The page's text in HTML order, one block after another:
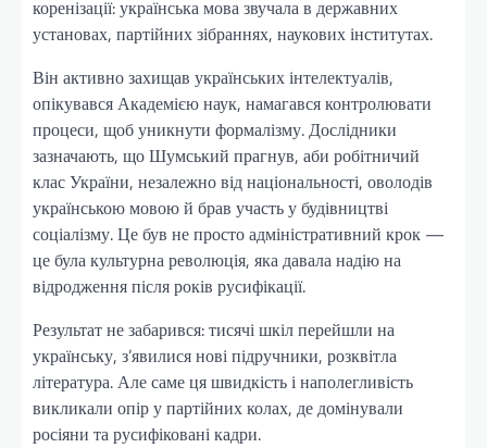
коренізації: українська мова звучала в державних
установах, партійних зібраннях, наукових інститутах.
Він активно захищав українських інтелектуалів,
опікувався Академією наук, намагався контролювати
процеси, щоб уникнути формалізму. Дослідники
зазначають, що Шумський прагнув, аби робітничий
клас України, незалежно від національності, оволодів
українською мовою й брав участь у будівництві
соціалізму. Це був не просто адміністративний крок —
це була культурна революція, яка давала надію на
відродження після років русифікації.
Результат не забарився: тисячі шкіл перейшли на
українську, з’явилися нові підручники, розквітла
література. Але саме ця швидкість і наполегливість
викликали опір у партійних колах, де домінували
росіяни та русифіковані кадри.